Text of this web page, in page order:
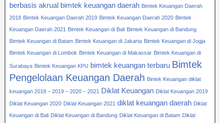
berbasis akrual bimtek keuangan daerah Bimtek Keuangan Daerah
2018 Bimtek Keuangan Daerah 2019 Bimtek Keuangan Daerah 2020 Bimtek
Keuangan Daerah 2021 Bimtek Keuangan di Bali Bimtek Keuangan di Bandung
Bimtek Keuangan di Batam Bimtek Keuangan di Jakarta Bimtek Keuangan di Jogja
Bimtek Keuangan di Lombok Bimtek Keuangan di Makassar Bimtek Keuangan di
Surabaya Bimtek Keuangan KPU bimtek keuangan terbaru Bimtek
Pengelolaan Keuangan Daerah Bintek Keuangan diklat
keuangan 2018 – 2019 – 2020 – 2021 Diklat Keuangan Diklat Keuangan 2019
Diklat Keuangan 2020 Diklat Keuangan 2021 diklat keuangan daerah Diklat
Keuangan di Bali Diklat Keuangan di Bandung Diklat Keuangan di Batam Diklat